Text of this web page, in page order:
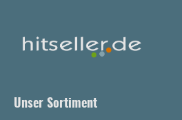
Unser Sortiment